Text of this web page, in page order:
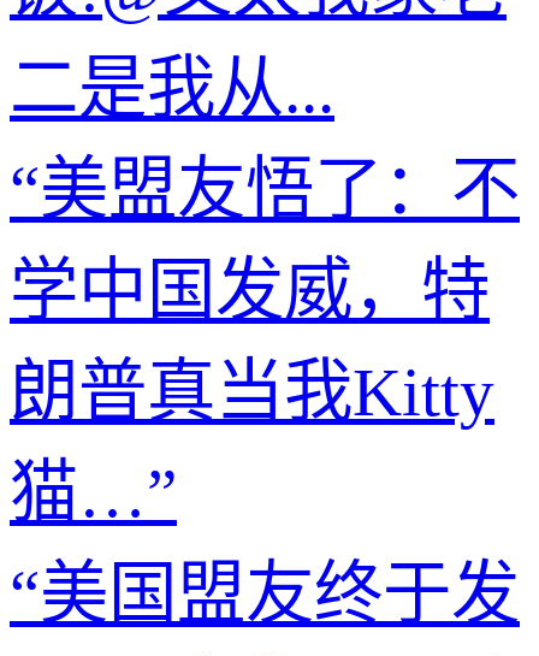
二是我从...
“美盟友悟了：不
学中国发威，特
朗普真当我Kitty
猫…”
“美国盟友终于发